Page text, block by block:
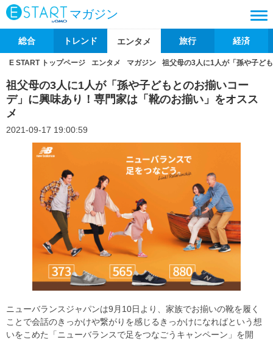
マガジン
総合 トレンド エンタメ 旅行 経済
E START トップページ エンタメ マガジン 祖父母の3人に1人が「孫や子ど
祖父母の3人に1人が「孫や子どもとのお揃いコー
デ」に興味あり！専門家は「靴のお揃い」をオスス
メ
2021-09-17 19:00:59
ニューバランスジャパンは9月10日より、家族でお揃いの靴を履く
ことで会話のきっかけや繋がりを感じるきっかけになればという想
いをこめた「ニューバランスで足をつなごうキャンペーン」を開